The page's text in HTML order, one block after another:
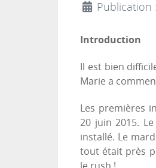
Publication
Introduction
Il est bien
Marie a
Les premières
20 juin 2015.
installé. Le
tout était près